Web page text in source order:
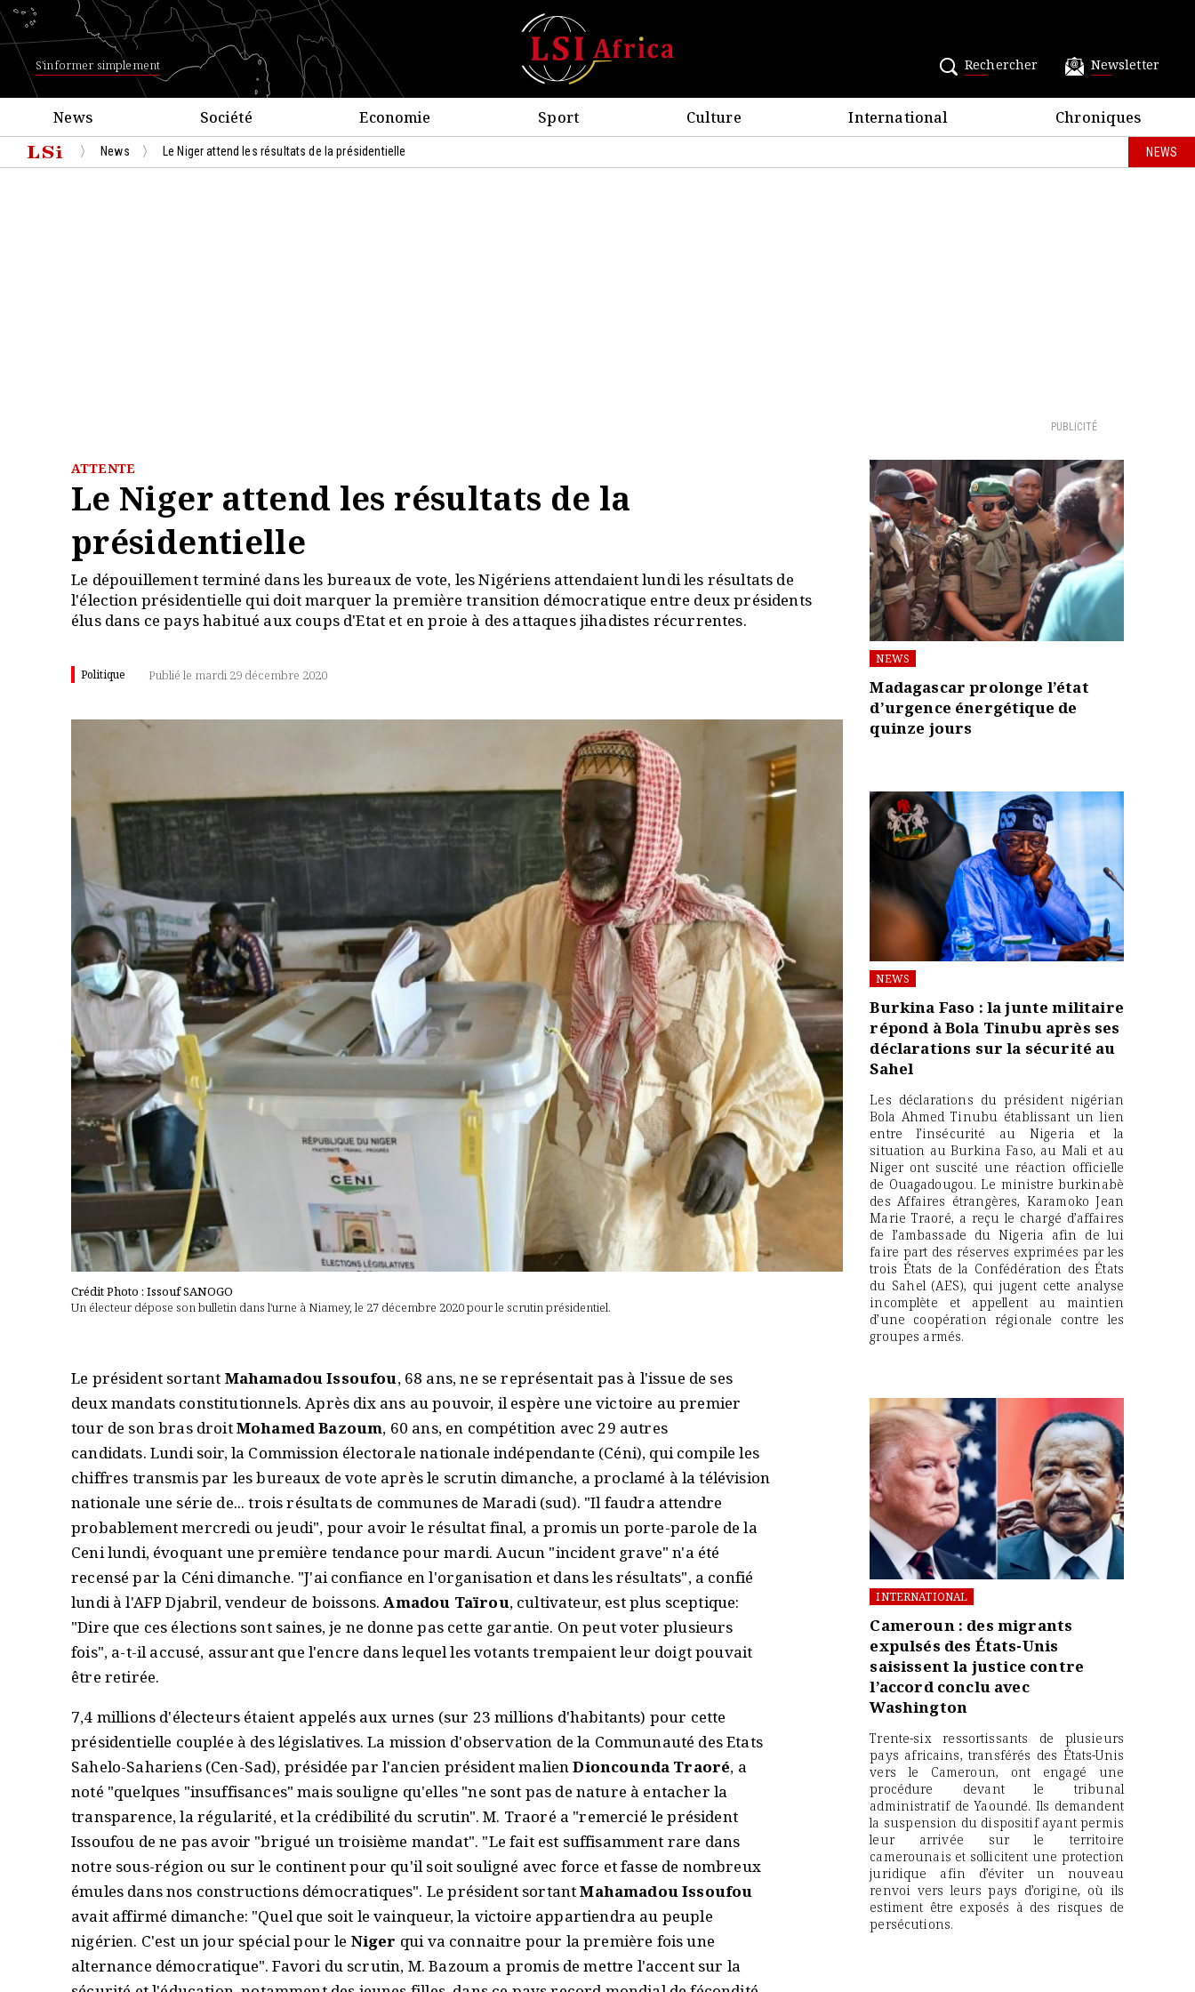
S'informer simplement Rechercher Newsletter
News Société Economie Sport Culture International Chroniques
News Le Niger attend les résultats de la présidentielle NEWS
PUBLICITÉ
ATTENTE
Le Niger attend les résultats de la
présidentielle
Le dépouillement terminé dans les bureaux de vote, les Nigériens attendaient lundi les résultats de
l'élection présidentielle qui doit marquer la première transition démocratique entre deux présidents
élus dans ce pays habitué aux coups d'Etat et en proie à des attaques jihadistes récurrentes.
Politique Publié le mardi 29 décembre 2020
Crédit Photo : Issouf SANOGO
Un électeur dépose son bulletin dans l'urne à Niamey, le 27 décembre 2020 pour le scrutin présidentiel.
Le président sortant Mahamadou Issoufou, 68 ans, ne se représentait pas à l'issue de ses
deux mandats constitutionnels. Après dix ans au pouvoir, il espère une victoire au premier
tour de son bras droitMohamed Bazoum, 60 ans, en compétition avec 29 autres
candidats. Lundi soir, la Commission électorale nationale indépendante (Céni), qui compile les
chiffres transmis par les bureaux de vote après le scrutin dimanche, a proclamé à la télévision
nationale une série de... trois résultats de communes de Maradi (sud). "Il faudra attendre
probablement mercredi ou jeudi", pour avoir le résultat final, a promis un porte-parole de la
Ceni lundi, évoquant une première tendance pour mardi. Aucun "incident grave" n'a été
recensé par la Céni dimanche. "J'ai confiance en l'organisation et dans les résultats", a confié
lundi à l'AFP Djabril, vendeur de boissons.Amadou Taïrou, cultivateur, est plus sceptique:
"Dire que ces élections sont saines, je ne donne pas cette garantie. On peut voter plusieurs
fois", a-t-il accusé, assurant que l'encre dans lequel les votants trempaient leur doigt pouvait
être retirée.
7,4 millions d'électeurs étaient appelés aux urnes (sur 23 millions d'habitants) pour cette
présidentielle couplée à des législatives. La mission d'observation de la Communauté des Etats
Sahelo-Sahariens (Cen-Sad), présidée par l'ancien président malienDioncounda Traoré, a
noté "quelques "insuffisances" mais souligne qu'elles "ne sont pas de nature à entacher la
transparence, la régularité, et la crédibilité du scrutin". M. Traoré a "remercié le président
Issoufou de ne pas avoir "brigué un troisième mandat". "Le fait est suffisamment rare dans
notre sous-région ou sur le continent pour qu'il soit souligné avec force et fasse de nombreux
émules dans nos constructions démocratiques". Le président sortantMahamadou Issoufou
avait affirmé dimanche: "Quel que soit le vainqueur, la victoire appartiendra au peuple
nigérien. C'est un jour spécial pour le Niger qui va connaitre pour la première fois une
alternance démocratique". Favori du scrutin, M. Bazoum a promis de mettre l'accent sur la
NEWS
Madagascar prolonge l’état
d’urgence énergétique de
quinze jours
NEWS
Burkina Faso : la junte militaire
répond à Bola Tinubu après ses
déclarations sur la sécurité au
Sahel
Les déclarations du président nigérian
Bola Ahmed Tinubu établissant un lien
entre l’insécurité au Nigeria et la
situation au Burkina Faso, au Mali et au
Niger ont suscité une réaction officielle
de Ouagadougou. Le ministre burkinabè
des Affaires étrangères, Karamoko Jean
Marie Traoré, a reçu le chargé d’affaires
de l’ambassade du Nigeria afin de lui
faire part des réserves exprimées par les
trois États de la Confédération des États
du Sahel (AES), qui jugent cette analyse
incomplète et appellent au maintien
d’une coopération régionale contre les
groupes armés.
INTERNATIONAL
Cameroun : des migrants
expulsés des États-Unis
saisissent la justice contre
l’accord conclu avec
Washington
Trente-six ressortissants de plusieurs
pays africains, transférés des États-Unis
vers le Cameroun, ont engagé une
procédure devant le tribunal
administratif de Yaoundé. Ils demandent
la suspension du dispositif ayant permis
leur arrivée sur le territoire
camerounais et sollicitent une protection
juridique afin d’éviter un nouveau
renvoi vers leurs pays d’origine, où ils
estiment être exposés à des risques de
persécutions.